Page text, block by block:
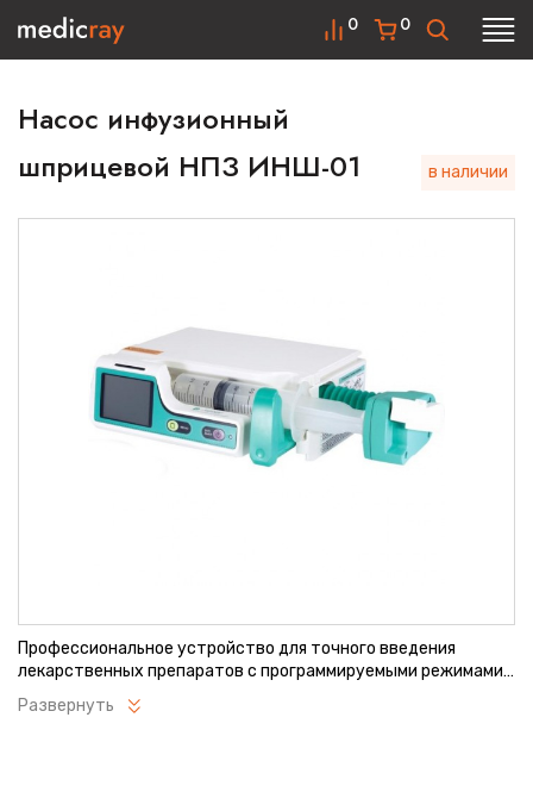
0
0
Насос инфузионный
шприцевой НПЗ ИНШ-01
в наличии
Профессиональное устройство для точного введения
лекарственных препаратов с программируемыми режимами
инфузии. Обеспечивает безопасное дозирование
медикаментов в широком диапазоне скоростей. Оснащено
Развернуть